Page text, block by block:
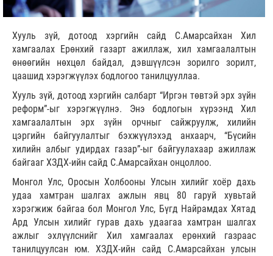
Хууль зүй, дотоод хэргийн сайд С.Амарсайхан Хил
хамгаалах Ерөнхий газарт ажиллаж, хил хамгаалалтын
өнөөгийн нөхцөл байдал, дэвшүүлсэн зорилго зорилт,
цаашид хэрэгжүүлэх бодлогоо танилцууллаа.
Хууль зүй, дотоод хэргийн салбарт “Иргэн төвтэй эрх зүйн
реформ”-ыг хэрэгжүүлнэ. Энэ бодлогын хүрээнд Хил
хамгаалалтын эрх зүйн орчныг сайжруулж, хилийн
цэргийн байгуулалтыг бэхжүүлэхэд анхаарч, “Бүсийн
хилийн албыг удирдах газар”-ыг байгуулахаар ажиллаж
байгааг ХЗДХ-ийн сайд С.Амарсайхан онцоллоо.
Монгол Улс, Оросын Холбооны Улсын хилийг хоёр дахь
удаа хамтран шалгах ажлын явц 80 гаруй хувьтай
хэрэгжиж байгаа бол Монгол Улс, Бүгд Найрамдах Хятад
Ард Улсын хилийг гурав дахь удаагаа хамтран шалгах
ажлыг эхлүүлснийг Хил хамгаалах ерөнхий газраас
танилцуулсан юм. ХЗДХ-ийн сайд С.Амарсайхан улсын